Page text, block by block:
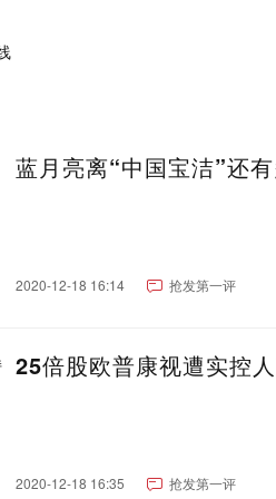
蓝月亮离“中国宝洁”还有
2020-12-18 16:14 抢发第一评
25倍股欧普康视遭实控
2020-12-18 16:35 抢发第一评